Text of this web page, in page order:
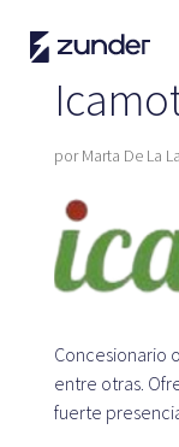
Usuario VE
App de Zunder
¿Cómo cargar?
Partners
Administraciones
Renting
Acuerdos
porMarta De La
Concesionario
entre otras.
fuerte